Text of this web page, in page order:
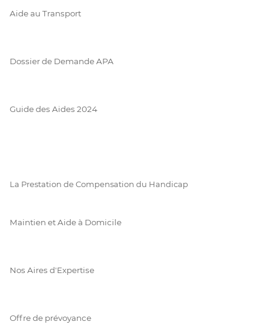
Aide au Transport
Dossier de Demande APA
Guide des Aides 2024
La Prestation de Compensation du Handicap
Maintien et Aide à Domicile
Nos Aires d'Expertise
Offre de prévoyance